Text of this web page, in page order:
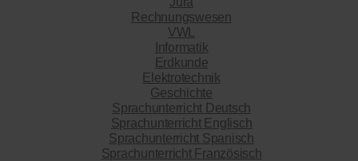
Rechnungswesen
VWL
Informatik
Erdkunde
Elektrotechnik
Geschichte
Sprachunterricht Deutsch
Sprachunterricht Englisch
Sprachunterricht Spanisch
Sprachunterricht Französisch